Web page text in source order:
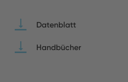
Datenblatt
Handbücher